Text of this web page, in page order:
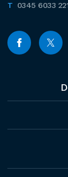
0345 6033